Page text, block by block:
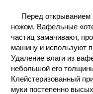
Перед
ножом. Вафельные
частиц замачивают,
машину и используют
Удаление влаги из
небольшой его
Клейстеризованный
муки постепенно